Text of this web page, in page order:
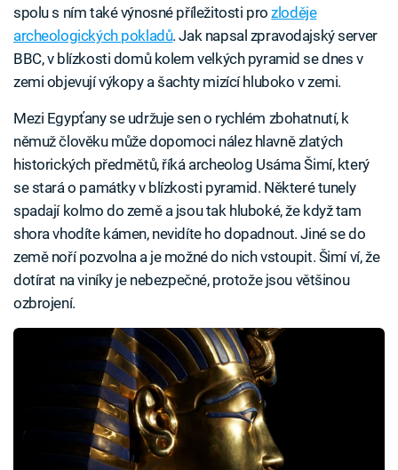
spolu s ním také výnosné příležitosti prozloděje
archeologických pokladů. Jak napsal zpravodajský server
BBC, v blízkosti domů kolem velkých pyramid se dnes v
zemi objevují výkopy a šachty mizící hluboko v zemi.
Mezi Egypťany se udržuje sen o rychlém zbohatnutí, k
němuž člověku může dopomoci nález hlavně zlatých
historických předmětů, říká archeolog Usáma Šimí, který
se stará o památky v blízkosti pyramid. Některé tunely
spadají kolmo do země a jsou tak hluboké, že když tam
shora vhodíte kámen, nevidíte ho dopadnout. Jiné se do
země noří pozvolna a je možné do nich vstoupit. Šimí ví, že
dotírat na viníky je nebezpečné, protože jsou většinou
ozbrojení.